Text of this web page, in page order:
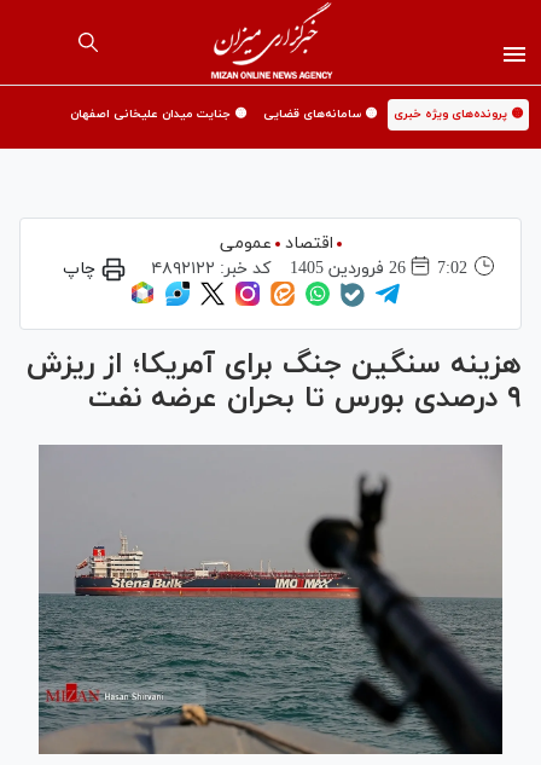
🟡 پرونده‌های ویژه خبری 🟡 سامانه‌های قضایی 🟡 جنایت میدان علیخانی اصفهان
اقتصاد
عمومی
7:02
26 فروردين 1405 کد خبر: ۴۸۹۲۱۲۲ چاپ
هزینه سنگین جنگ برای آمریکا؛ از ریزش
۹ درصدی بورس تا بحران عرضه نفت